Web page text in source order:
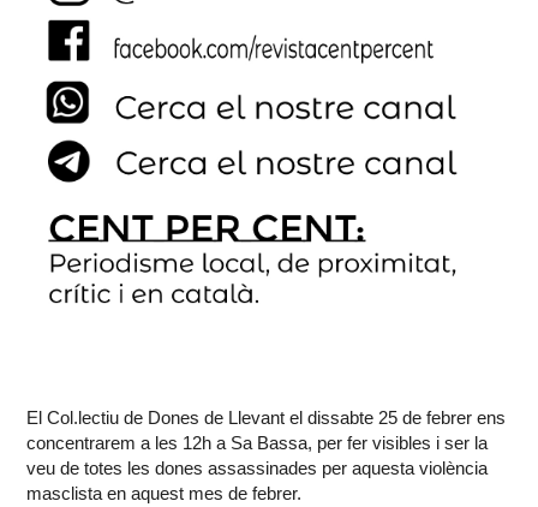
El Col.lectiu de Dones de Llevant el dissabte 25 de febrer ens
concentrarem a les 12h a Sa Bassa, per fer visibles i ser la
veu de totes les dones assassinades per aquesta violència
masclista en aquest mes de febrer.